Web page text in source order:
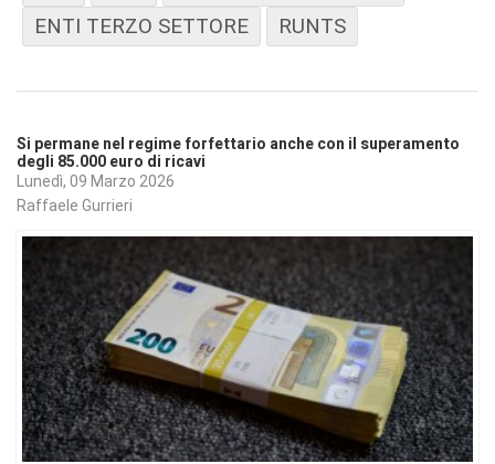
ENTI TERZO SETTORE
RUNTS
Si permane nel regime forfettario anche con il superamento
degli 85.000 euro di ricavi
Lunedì, 09 Marzo 2026
Raffaele Gurrieri